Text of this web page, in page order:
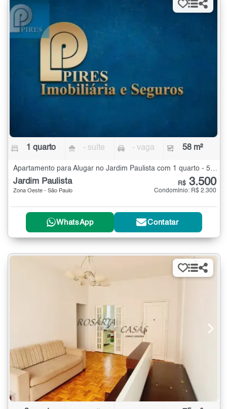
1 quarto - suíte - vaga 58 m²
Apartamento para Alugar no Jardim Paulista com 1 quarto - 58 m²
Jardim Paulista
Zona Oeste - São Paulo
R$ 3.500
Condomínio: R$ 2.300
WhatsApp Contatar